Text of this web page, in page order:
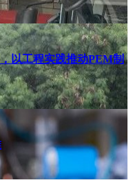
以工程实践推动PEM制